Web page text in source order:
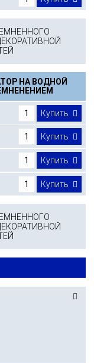
НА ВОДНОЙ
Купить
Купить
Купить
Купить